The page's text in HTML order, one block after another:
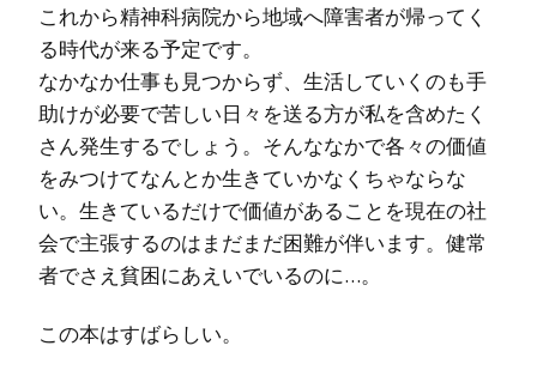
これから精神科病院から地域へ障害者が帰ってく
る時代が来る予定です。
なかなか仕事も見つからず、生活していくのも手
助けが必要で苦しい日々を送る方が私を含めたく
さん発生するでしょう。そんななかで各々の価値
をみつけてなんとか生きていかなくちゃならな
い。生きているだけで価値があることを現在の社
会で主張するのはまだまだ困難が伴います。健常
者でさえ貧困にあえいでいるのに…。
この本はすばらしい。